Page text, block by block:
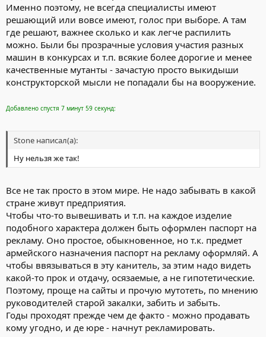
Именно поэтому, не всегда специалисты имеют
решающий или вовсе имеют, голос при выборе. А там
где решают, важнее сколько и как легче распилить
можно. Были бы прозрачные условия участия разных
машин в конкурсах и т.п. всякие более дорогие и менее
качественные мутанты - зачастую просто выкидыши
конструкторской мысли не попадали бы на вооружение.
Добавлено спустя 7 минут 59 секунд:
Stone написал(а):
Ну нельзя же так!
Все не так просто в этом мире. Не надо забывать в какой
стране живут предприятия.
Чтобы что-то вывешивать и т.п. на каждое изделие
подобного характера должен быть оформлен паспорт на
рекламу. Оно простое, обыкновенное, но т.к. предмет
армейского назначения паспорт на рекламу оформляй. А
чтобы ввязываться в эту канитель, за этим надо видеть
какой-то прок и отдачу, осязаемые, а не гипотетические.
Поэтому, проще на сайты и прочую мутотеть, по мнению
руководителей старой закалки, забить и забыть.
Годы проходят прежде чем де факто - можно продавать
кому угодно, и де юре - начнут рекламировать.